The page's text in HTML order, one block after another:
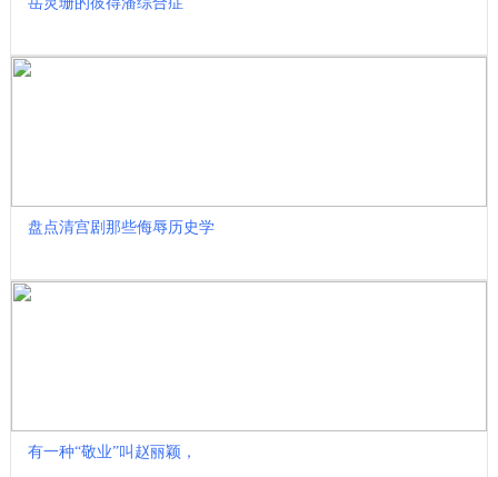
盘点清宫剧那些侮辱历史学
有一种“敬业”叫赵丽颖，